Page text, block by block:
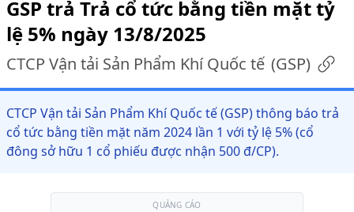
GSP trả Trả cổ tức bằng tiền mặt tỷ
lệ 5% ngày 13/8/2025
CTCP Vận tải Sản Phẩm Khí Quốc tế (GSP)
CTCP Vận tải Sản Phẩm Khí Quốc tế (GSP) thông báo trả
cổ tức bằng tiền mặt năm 2024 lần 1 với tỷ lệ 5% (cổ
đông sở hữu 1 cổ phiếu được nhận 500 đ/CP).
QUẢNG CÁO